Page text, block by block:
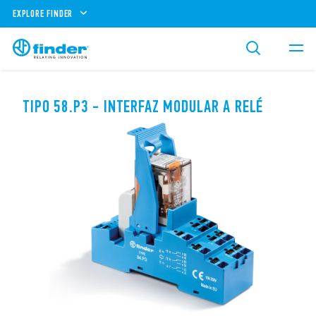
EXPLORE FINDER
TIPO 58.P3 - INTERFAZ MODULAR A RELÉ